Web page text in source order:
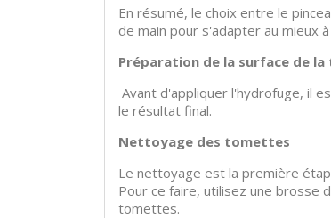
En résumé, le choix entre le
de main pour s'adapter au mieux
Préparation de la surface de
Avant d'appliquer l'hydrofuge, il
le résultat final.
Nettoyage des tomettes
Le nettoyage est la première
Pour ce faire, utilisez une brosse
tomettes.